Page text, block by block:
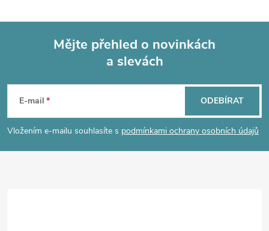
p
Mějte přehled o novinkách
a slevách
E-mail
Vložením e-mailu souhlasíte s podmínkami ochrany osobních údajů
ODEBÍRAT